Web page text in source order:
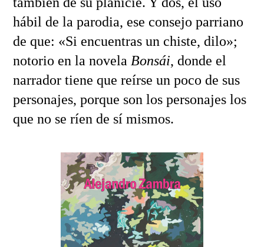
hábil de la parodia, ese consejo parriano
de que: «Si encuentras un chiste, dilo»;
notorio en la novela Bonsái, donde el
narrador tiene que reírse un poco de sus
personajes, porque son los personajes los
que no se ríen de sí mismos.